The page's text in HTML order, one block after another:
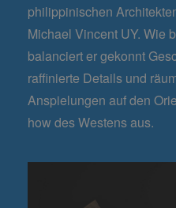
philippinischen
Michael Vincent UY. Wie
balanciert er gekonnt
raffinierte Details und
Anspielungen auf den
how des Westens aus.